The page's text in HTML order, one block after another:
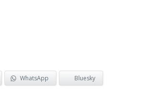
WhatsApp Bluesky